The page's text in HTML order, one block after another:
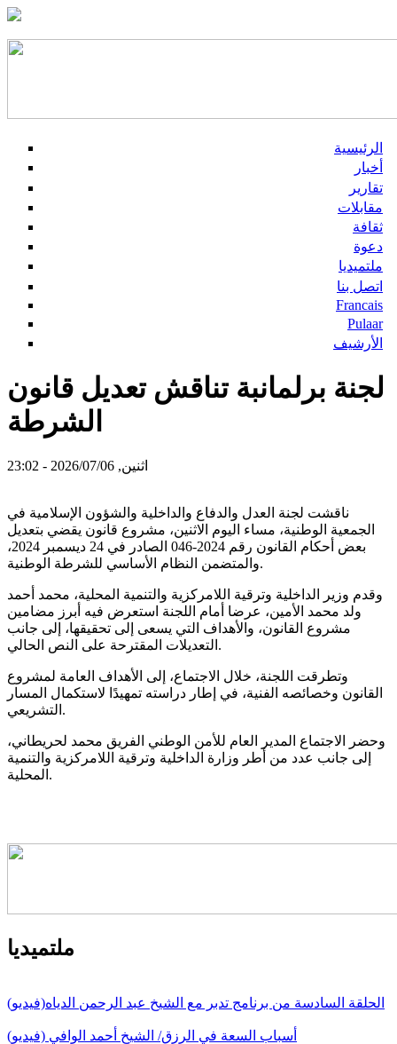
الرئيسية
أخبار
تقارير
مقابلات
ثقافة
دعوة
ملتميديا
اتصل بنا
Francais
Pulaar
الأرشيف
لجنة برلمانبة تناقش تعديل قانون
الشرطة
اثنين, 2026/07/06 - 23:02
ناقشت لجنة العدل والدفاع والداخلية والشؤون الإسلامية في
الجمعية الوطنية، مساء اليوم الاثنين، مشروع قانون يقضي بتعديل
بعض أحكام القانون رقم 2024-046 الصادر في 24 ديسمبر 2024،
والمتضمن النظام الأساسي للشرطة الوطنية.
وقدم وزير الداخلية وترقية اللامركزية والتنمية المحلية، محمد أحمد
ولد محمد الأمين، عرضا أمام اللجنة استعرض فيه أبرز مضامين
مشروع القانون، والأهداف التي يسعى إلى تحقيقها، إلى جانب
التعديلات المقترحة على النص الحالي.
وتطرقت اللجنة، خلال الاجتماع، إلى الأهداف العامة لمشروع
القانون وخصائصه الفنية، في إطار دراسته تمهيدًا لاستكمال المسار
التشريعي.
وحضر الاجتماع المدير العام للأمن الوطني الفريق محمد لحريطاني،
إلى جانب عدد من أطر وزارة الداخلية وترقية اللامركزية والتنمية
المحلية.
ملتميديا
الحلقة السادسة من برنامج تدبر مع الشيخ عبد الرحمن الدياه(فيديو)
أسباب السعة في الرزق/ الشيخ أحمد الوافي (فيديو)